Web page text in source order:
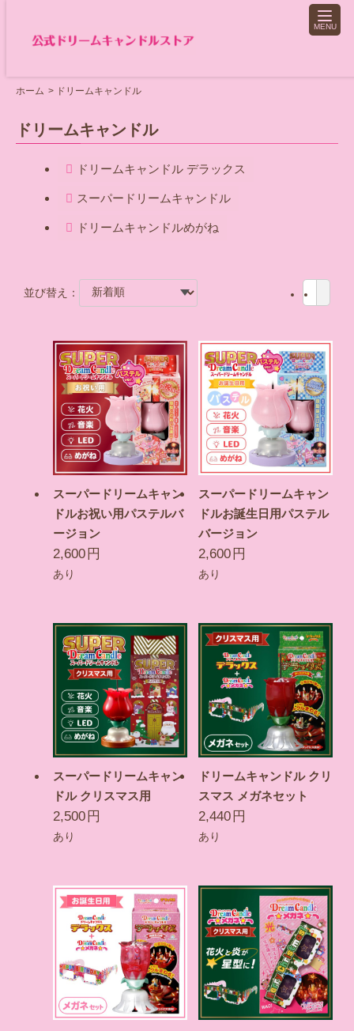
toggle
ホーム ドリームキャンドル
ドリームキャンドル
ドリームキャンドル デラックス
スーパードリームキャンドル
ドリームキャンドルめがね
並び替え：
スーパードリームキャン
ドルお祝い用パステルバ
ージョン
2,600 円
あり
スーパードリームキャン
ドルお誕生日用パステル
バージョン
2,600 円
あり
スーパードリームキャン
ドル クリスマス用
2,500 円
あり
ドリームキャンドル クリ
スマス メガネセット
2,440 円
あり